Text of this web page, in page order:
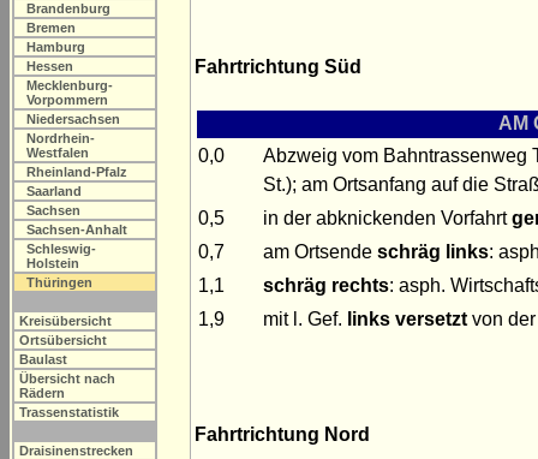
Brandenburg
Bremen
Hamburg
Hessen
Mecklenburg-
Vorpommern
Niedersachsen
Nordrhein-
Westfalen
Rheinland-Pfalz
Saarland
Sachsen
Sachsen-Anhalt
Schleswig-
Holstein
Thüringen
Kreisübersicht
Ortsübersicht
Baulast
Übersicht nach
Rädern
Trassenstatistik
Draisinenstrecken
Fahrtrichtung Süd
AM
0,0
Abzweig vom
St.); am Ortsanfang auf die
0,5
in der abknickenden Vorfahrt
0,7
am Ortsende schräg links:
1,1
schräg rechts: asph.
1,9
mit l. Gef. links versetzt von
Fahrtrichtung Nord